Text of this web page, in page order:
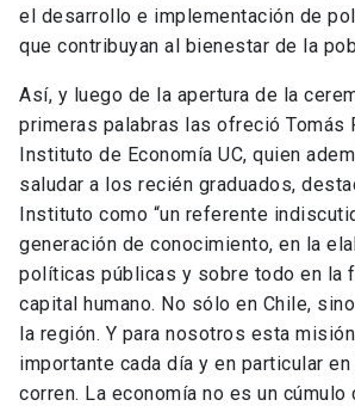
el desarrollo e implementación de
que contribuyan al bienestar de la
Así, y luego de la apertura de la
primeras palabras las ofreció Tomás
Instituto de Economía UC, quien
saludar a los recién graduados,
Instituto como “un referente
generación de conocimiento, en la
políticas públicas y sobre todo en la
capital humano. No sólo en Chile,
la región. Y para nosotros esta
importante cada día y en particular
corren. La economía no es un